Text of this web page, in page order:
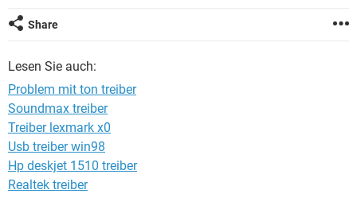
FACEBOOK
Share
Lesen Sie auch:
Problem mit ton treiber
Soundmax treiber
Treiber lexmark x0
Usb treiber win98
Hp deskjet 1510 treiber
Realtek treiber